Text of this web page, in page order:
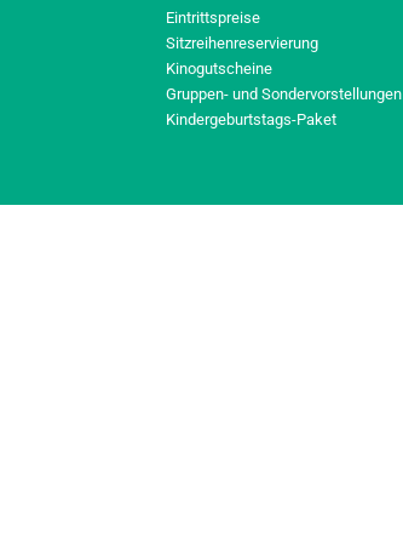
Eintrittspreise
Sitzreihenreservierung
Kinogutscheine
Gruppen- und Sondervorstellungen
Kindergeburtstags-Paket